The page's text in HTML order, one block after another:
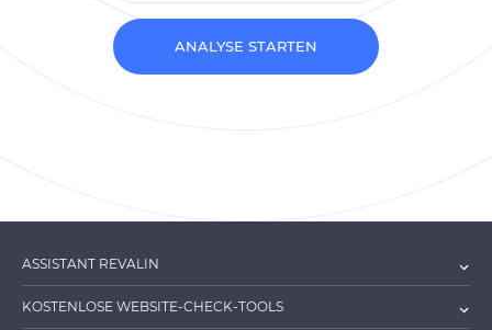
ANALYSE STARTEN
ASSISTANT REVALIN
KOSTENLOSE WEBSITE-CHECK-TOOLS